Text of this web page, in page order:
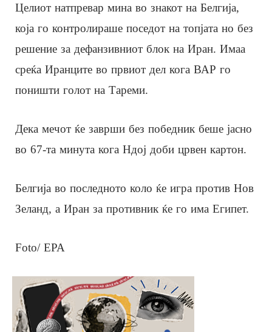
Целиот натпревар мина во знакот на Белгија,
која го контролираше поседот на топјата но без
решение за дефанзивниот блок на Иран. Имаа
среќа Иранците во првиот дел кога ВАР го
поништи голот на Тареми.
Дека мечот ќе заврши без победник беше јасно
во 67-та минута кога Ндој доби црвен картон.
Белгија во последното коло ќе игра против Нов
Зеланд, а Иран за противник ќе го има Египет.
Foto/ EPA